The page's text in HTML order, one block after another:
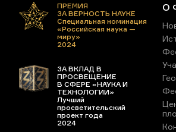
ПРЕМИЯ
ЗА ВЕРНОСТЬ НАУКЕ
Специальная номинация
«Российская наука —
миру»
2024
ЗА ВКЛАД В
ПРОСВЕЩЕНИЕ
В СФЕРЕ «НАУКА И
ТЕХНОЛОГИИ»
Лучший
просветительский
проект года
2024
О